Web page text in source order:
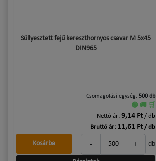
Süllyesztett fejű kereszthornyos csavar M 5x45
DIN965
Csomagolási egység: 500 db
🟢 🚚 🛒
Nettó ár: 9,14 Ft / db
Bruttó ár: 11,61 Ft / db
- + db
Kosárba